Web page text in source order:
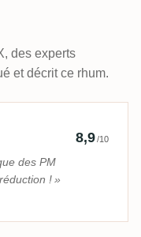
des experts
et décrit ce rhum.
À Roger8,9/10
des PM
!